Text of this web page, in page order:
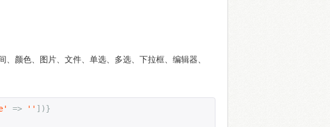
颜色、图片、文件、单选、多选、下拉框、编辑器、
=> '' ])}